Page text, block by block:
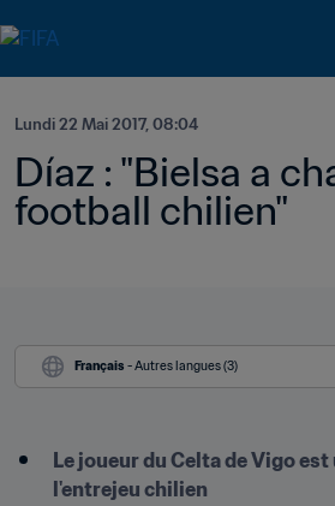
Lundi 22 Mai 2017, 08:04
Díaz : "Bielsa a
football chilien"
Français - Autres langues (3)
Le joueur du Celta de Vigo
l'entrejeu chilien